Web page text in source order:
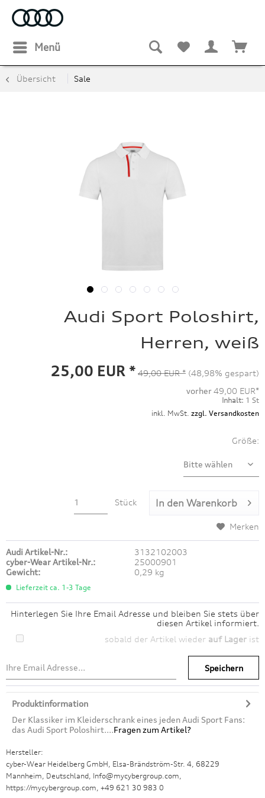
Menü
Übersicht Sale
Audi Sport Poloshirt,
Herren, weiß
25,00 EUR * 49,00 EUR * (48,98% gespart)
vorher49,00 EUR*
Inhalt: 1 St
inkl. MwSt. zzgl. Versandkosten
Größe:
Stück In den Warenkorb
Merken
Audi Artikel-Nr.:
3132102003
cyber-Wear Artikel-Nr.:
25000901
Gewicht:
0,29 kg
Lieferzeit ca. 1-3 Tage
Hinterlegen Sie Ihre Email Adresse und bleiben Sie stets über
diesen Artikel informiert.
sobald der Artikel wieder auf Lager ist
Speichern
Produktinformation
Der Klassiker im Kleiderschrank eines jeden Audi Sport Fans:
das Audi Sport Poloshirt....Fragen zum Artikel?
Hersteller:
cyber-Wear Heidelberg GmbH, Elsa-Brändström-Str. 4, 68229
Mannheim, Deutschland, Info@mycybergroup.com,
https://mycybergroup.com, +49 621 30 983 0